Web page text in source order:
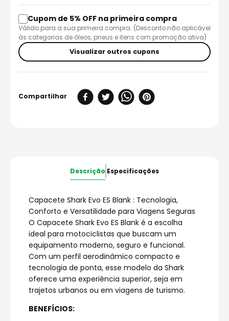
Cupom de 5% OFF na primeira compra
Válido para a sua primeira compra. (Desconto não aplicável
às categorias de óleos, pneus e itens com promoção ativa)
Visualizar outros cupons
Descrição Especificações
Capacete Shark Evo ES Blank : Tecnologia,
Conforto e Versatilidade para Viagens Seguras
O Capacete Shark Evo ES Blank é a escolha
ideal para motociclistas que buscam um
equipamento moderno, seguro e funcional.
Com um perfil aerodinâmico compacto e
tecnologia de ponta, esse modelo da Shark
oferece uma experiência superior, seja em
trajetos urbanos ou em viagens de turismo.
BENEFÍCIOS: